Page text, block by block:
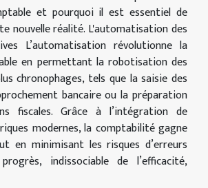
et pourquoi il est essentiel de
nouvelle réalité. L'automatisation des
L’automatisation révolutionne la
en permettant la robotisation des
chronophages, tels que la saisie des
bancaire ou la préparation
fiscales. Grâce à l’intégration de
modernes, la comptabilité gagne
en minimisant les risques d’erreurs
indissociable de l’efficacité,